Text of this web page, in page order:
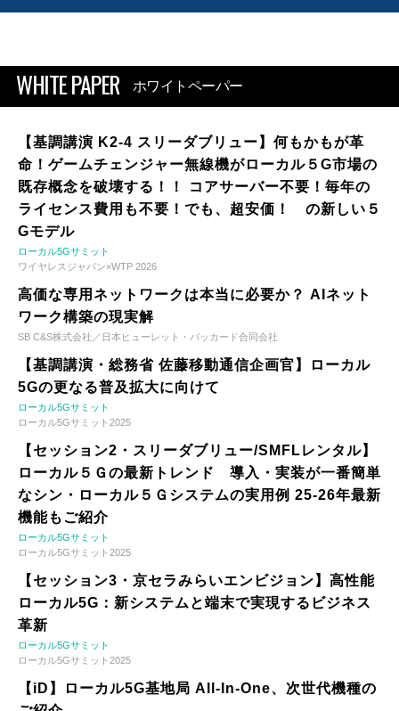
WHITE PAPER ホワイトペーパー
【基調講演 K2-4 スリーダブリュー】何もかもが革
命！ゲームチェンジャー無線機がローカル５G市場の
既存概念を破壊する！！ コアサーバー不要！毎年の
ライセンス費用も不要！でも、超安価！ の新しい５
Gモデル
ローカル5Gサミット
ワイヤレスジャパン×WTP 2026
高価な専用ネットワークは本当に必要か？ AIネット
ワーク構築の現実解
SB C&S株式会社／日本ヒューレット・パッカード合同会社
【基調講演・総務省 佐藤移動通信企画官】ローカル
5Gの更なる普及拡大に向けて
ローカル5Gサミット
ローカル5Gサミット2025
【セッション2・スリーダブリュー/SMFLレンタル】
ローカル５Ｇの最新トレンド 導入・実装が一番簡単
なシン・ローカル５Ｇシステムの実用例 25-26年最新
機能もご紹介
ローカル5Gサミット
ローカル5Gサミット2025
【セッション3・京セラみらいエンビジョン】高性能
ローカル5G：新システムと端末で実現するビジネス
革新
ローカル5Gサミット
ローカル5Gサミット2025
【iD】ローカル5G基地局 All-In-One、次世代機種の